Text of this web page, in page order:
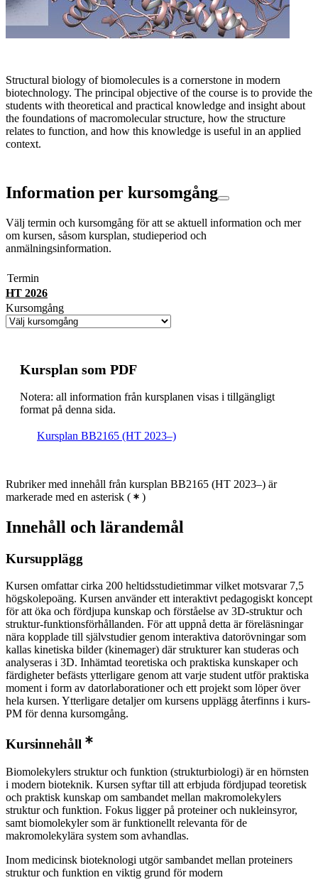
Structural biology of biomolecules is a cornerstone in modern
biotechnology. The principal objective of the course is to provide the
students with theoretical and practical knowledge and insight about
the foundations of macromolecular structure, how the structure
relates to function, and how this knowledge is useful in an applied
context.
Information per kursomgång
Välj termin och kursomgång för att se aktuell information och mer
om kursen, såsom kursplan, studieperiod och
anmälningsinformation.
Termin
HT 2026
Kursomgång
Kursplan som PDF
Notera: all information från kursplanen visas i tillgängligt
format på denna sida.
Kursplan BB2165 (HT 2023–)
Rubriker med innehåll från kursplan BB2165 (HT 2023–) är
markerade med en asterisk ( )
Innehåll och lärandemål
Kursupplägg
Kursen omfattar cirka 200 heltidsstudietimmar vilket motsvarar 7,5
högskolepoäng. Kursen använder ett interaktivt pedagogiskt koncept
för att öka och fördjupa kunskap och förståelse av 3D-struktur och
struktur-funktionsförhållanden. För att uppnå detta är föreläsningar
nära kopplade till självstudier genom interaktiva datorövningar som
kallas kinetiska bilder (kinemager) där strukturer kan studeras och
analyseras i 3D. Inhämtad teoretiska och praktiska kunskaper och
färdigheter befästs ytterligare genom att varje student utför praktiska
moment i form av datorlaborationer och ett projekt som löper över
hela kursen. Ytterligare detaljer om kursens upplägg återfinns i kurs-
PM för denna kursomgång.
Kursinnehåll
Biomolekylers struktur och funktion (strukturbiologi) är en hörnsten
i modern bioteknik. Kursen syftar till att erbjuda fördjupad teoretisk
och praktisk kunskap om sambandet mellan makromolekylers
struktur och funktion. Fokus ligger på proteiner och nukleinsyror,
samt biomolekyler som är funktionellt relevanta för de
makromolekylära system som avhandlas.
Inom medicinsk bioteknologi utgör sambandet mellan proteiners
struktur och funktion en viktig grund för modern